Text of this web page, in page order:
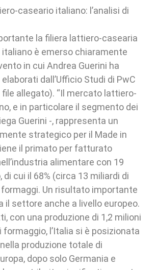
caseario italiano: l’analisi di
la filiera lattiero-casearia
italiano è emerso chiaramente
in cui Andrea Guerini ha
dall’Ufficio Studi di PwC
allegato). “Il mercato lattiero-
e in particolare il segmento dei
Guerini -, rappresenta un
strategico per il Made in
il primato per fatturato
alimentare con 19
di cui il 68% (circa 13 miliardi di
formaggi. Un risultato importante
il settore anche a livello europeo.
con una produzione di 1,2 milioni
l’Italia si è posizionata
produzione totale di
dopo solo Germania e